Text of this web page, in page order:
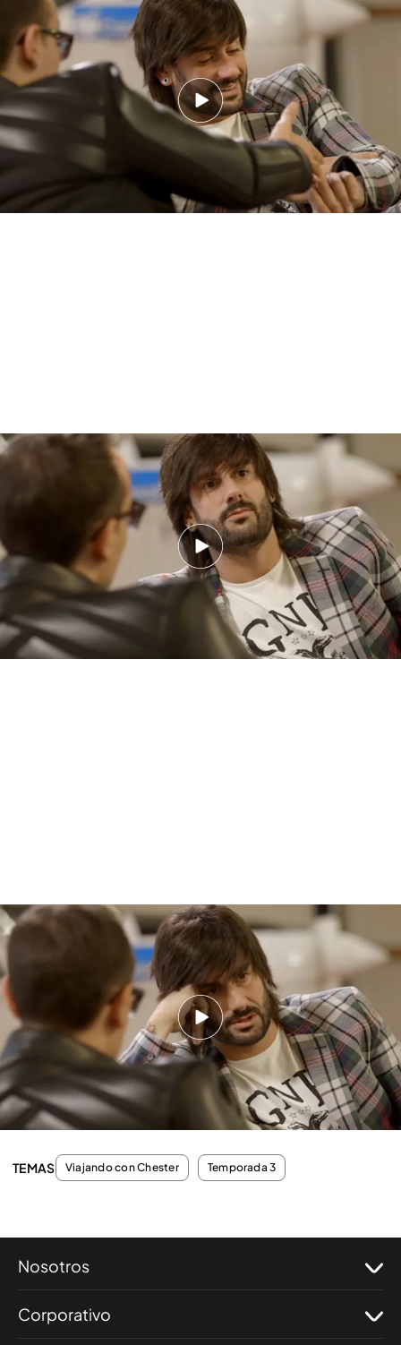
Melendi declara que sus rastas formaban más
parte del pasado que del futuro:
"Las rastas iban
demasiado con lo que fui.Mi madre las tiene
guardadas y eso que al principio no le gustaban
mucho". También ha hablado de sus tatuajes: "Me
arrepiento de muchos, estoy intentando quitarme
o modificar algunos."
Risto se ha quedado impresionado con la visión
pesimista que el cantante ha mostrado durante la
entrevista. Melendi le ha respondido a las
cuestiones sobre la relación entre su situación
actual personal y su nuevo disco:"No puedo
evitar hablar del pasado desde un punto de vista
autolesivo.No me tengo miedo a mí mismo pero
si que me tengo respeto".
Melendi ha confesado que su último voto fue para
Rosa Díez, pero ha afirmado que ahora se está
pensando a quién votar en las próximas
elecciones."Pablo Iglesias es un tipo con ideales.
No comulgo con todos sus ideales.Cuando
alguien te dice cosas tan sencillas parece
demagogia, pero en realidad son cosas sencillas",
ha dicho el cantante.
TEMAS Viajando con Chester Temporada 3
Nosotros
Corporativo